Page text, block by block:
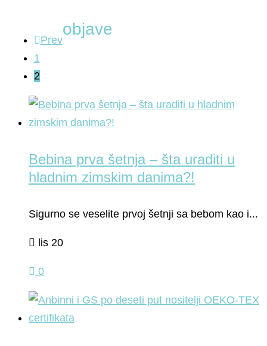
Prev
1
2
objave
Bebina prva šetnja – šta uraditi u
hladnim zimskim danima?!
Sigurno se veselite prvoj šetnji sa bebom kao i...
lis 20
0